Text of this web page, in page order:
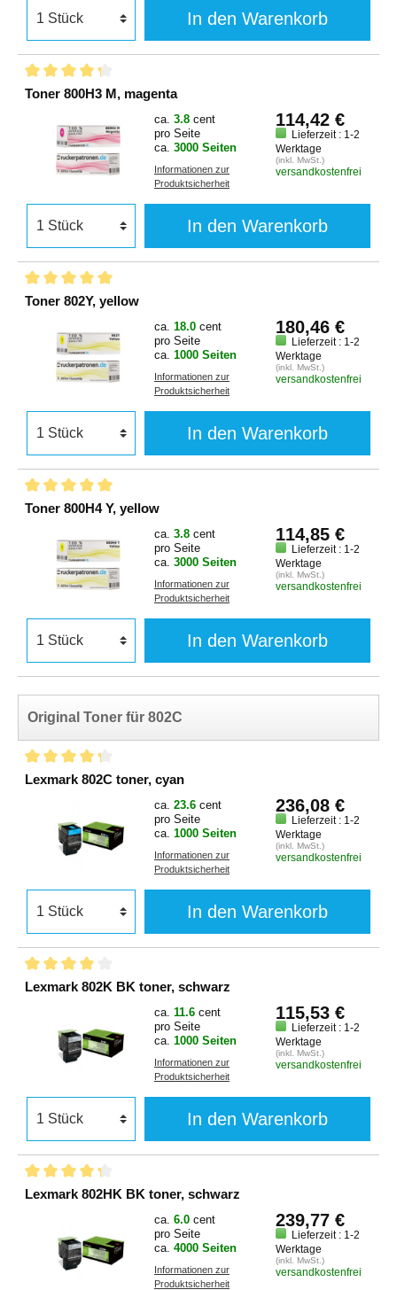
In den Warenkorb
Toner 800H3 M, magenta
ca. 3.8 cent
pro Seite
ca. 3000 Seiten
Informationen zur
Produktsicherheit
114,42 €
Lieferzeit : 1-2
Werktage
(inkl. MwSt.)
versandkostenfrei
In den Warenkorb
Toner 802Y, yellow
ca. 18.0 cent
pro Seite
ca. 1000 Seiten
Informationen zur
Produktsicherheit
180,46 €
Lieferzeit : 1-2
Werktage
(inkl. MwSt.)
versandkostenfrei
In den Warenkorb
Toner 800H4 Y, yellow
ca. 3.8 cent
pro Seite
ca. 3000 Seiten
Informationen zur
Produktsicherheit
114,85 €
Lieferzeit : 1-2
Werktage
(inkl. MwSt.)
versandkostenfrei
In den Warenkorb
Original Toner für 802C
Lexmark 802C toner, cyan
ca. 23.6 cent
pro Seite
ca. 1000 Seiten
Informationen zur
Produktsicherheit
236,08 €
Lieferzeit : 1-2
Werktage
(inkl. MwSt.)
versandkostenfrei
In den Warenkorb
Lexmark 802K BK toner, schwarz
ca. 11.6 cent
pro Seite
ca. 1000 Seiten
Informationen zur
Produktsicherheit
115,53 €
Lieferzeit : 1-2
Werktage
(inkl. MwSt.)
versandkostenfrei
In den Warenkorb
Lexmark 802HK BK toner, schwarz
ca. 6.0 cent
pro Seite
ca. 4000 Seiten
Informationen zur
Produktsicherheit
239,77 €
Lieferzeit : 1-2
Werktage
(inkl. MwSt.)
versandkostenfrei